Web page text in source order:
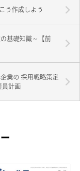
う作成しよう
基礎知識～【前
業の 採用戦略策定
員計画